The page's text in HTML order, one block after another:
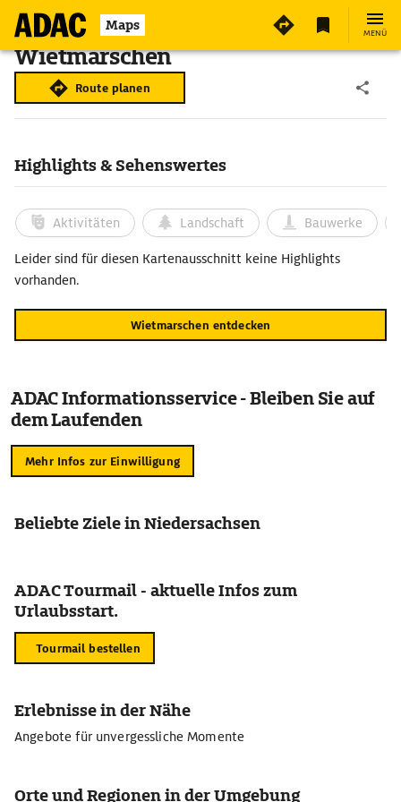
Maps MENÜ
Wietmarschen
Route planen
Highlights & Sehenswertes
Aktivitäten Landschaft Bauwerke
Leider sind für diesen Kartenausschnitt keine Highlights
vorhanden.
Wietmarschen entdecken
ADAC Informationsservice - Bleiben Sie auf
dem Laufenden
Mehr Infos zur Einwilligung
Beliebte Ziele in Niedersachsen
ADAC Tourmail - aktuelle Infos zum
Urlaubsstart.
Tourmail bestellen
Erlebnisse in der Nähe
Angebote für unvergessliche Momente
Orte und Regionen in der Umgebung